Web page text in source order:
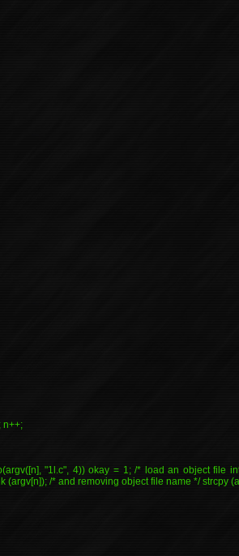
n++;
"1l.c", 4)) okay = 1; /* load an object file
/* and removing object file name */ strcpy